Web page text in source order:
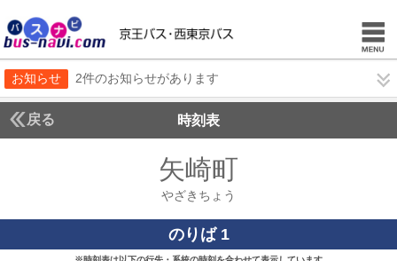
お知らせ 2件のお知らせがあります
戻る 時刻表
矢崎町
やざきちょう
のりば 1